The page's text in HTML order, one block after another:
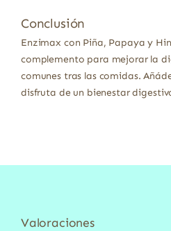
Conclusión
Enzimax con Piña, Papaya y
complemento para mejorar la
comunes tras las comidas.
disfruta de un bienestar
Valoraciones